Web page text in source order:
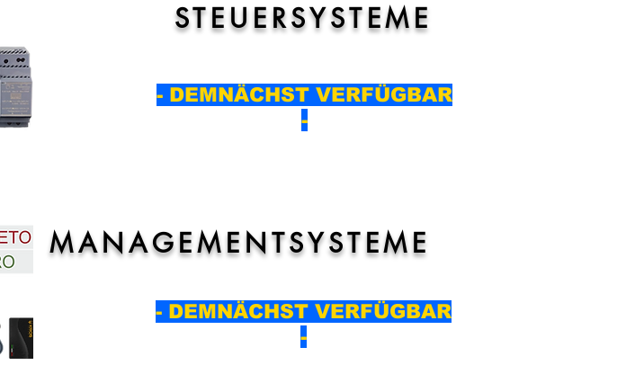
STEUERSYSTEME
EINGEBEN
- DEMNÄCHST VERFÜGBAR
-
MANAGEMENTSYSTEME
EINGEBEN
- DEMNÄCHST VERFÜGBAR
-